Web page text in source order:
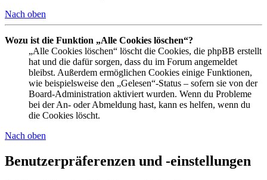
Nach oben
Wozu ist die Funktion „Alle Cookies löschen“?
„Alle Cookies löschen“ löscht die Cookies, die phpBB erstellt
hat und die dafür sorgen, dass du im Forum angemeldet
bleibst. Außerdem ermöglichen Cookies einige Funktionen,
wie beispielsweise den „Gelesen“-Status – sofern sie von der
Board-Administration aktiviert wurden. Wenn du Probleme
bei der An- oder Abmeldung hast, kann es helfen, wenn du
die Cookies löscht.
Nach oben
Benutzerpräferenzen und -einstellungen